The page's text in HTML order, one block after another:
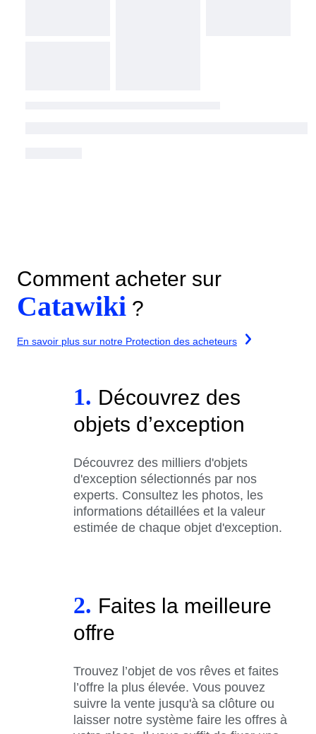
Comment acheter sur
Catawiki ?
En savoir plus sur notre Protection des acheteurs
1. Découvrez des
objets d’exception
Découvrez des milliers d'objets
d'exception sélectionnés par nos
experts. Consultez les photos, les
informations détaillées et la valeur
estimée de chaque objet d'exception.
2. Faites la meilleure
offre
Trouvez l’objet de vos rêves et faites
l’offre la plus élevée. Vous pouvez
suivre la vente jusqu'à sa clôture ou
laisser notre système faire les offres à